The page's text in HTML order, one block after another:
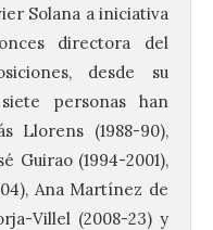
Solana a iniciativa
directora del
desde su
personas han
Llorens (1988-90),
Guirao (1994-2001),
Ana Martínez de
Villel (2008-23) y